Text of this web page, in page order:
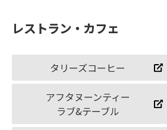
レストラン・カフェ
タリーズコーヒー
アフタヌーンティー
ラブ&テーブル